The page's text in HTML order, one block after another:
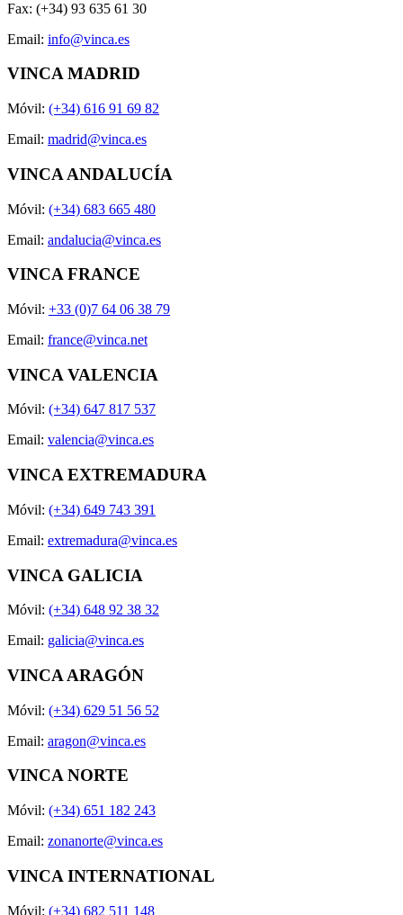
Fax: (+34) 93 635 61 30
Email: info@vinca.es
VINCA MADRID
Móvil: (+34) 616 91 69 82
Email: madrid@vinca.es
VINCA ANDALUCÍA
Móvil: (+34) 683 665 480
Email: andalucia@vinca.es
VINCA FRANCE
Móvil: +33 (0)7 64 06 38 79
Email: france@vinca.net
VINCA VALENCIA
Móvil: (+34) 647 817 537
Email: valencia@vinca.es
VINCA EXTREMADURA
Móvil: (+34) 649 743 391
Email: extremadura@vinca.es
VINCA GALICIA
Móvil: (+34) 648 92 38 32
Email: galicia@vinca.es
VINCA ARAGÓN
Móvil: (+34) 629 51 56 52
Email: aragon@vinca.es
VINCA NORTE
Móvil: (+34) 651 182 243
Email: zonanorte@vinca.es
VINCA INTERNATIONAL
Móvil: (+34) 682 511 148